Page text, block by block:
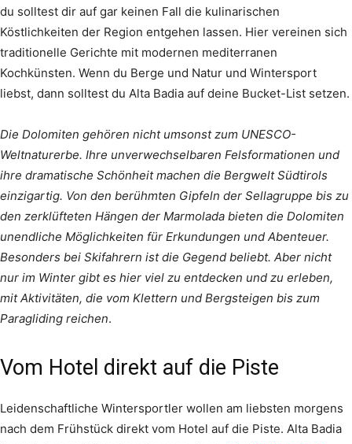
du solltest dir auf gar keinen Fall die kulinarischen
Köstlichkeiten der Region entgehen lassen. Hier vereinen sich
traditionelle Gerichte mit modernen mediterranen
Kochkünsten. Wenn du Berge und Natur und Wintersport
liebst, dann solltest du Alta Badia auf deine Bucket-List setzen.
Die Dolomiten gehören nicht umsonst zum UNESCO-
Weltnaturerbe. Ihre unverwechselbaren Felsformationen und
ihre dramatische Schönheit machen die Bergwelt Südtirols
einzigartig. Von den berühmten Gipfeln der Sellagruppe bis zu
den zerklüfteten Hängen der Marmolada bieten die Dolomiten
unendliche Möglichkeiten für Erkundungen und Abenteuer.
Besonders bei Skifahrern ist die Gegend beliebt. Aber nicht
nur im Winter gibt es hier viel zu entdecken und zu erleben,
mit Aktivitäten, die vom Klettern und Bergsteigen bis zum
Paragliding reichen.
Vom Hotel direkt auf die Piste
Leidenschaftliche Wintersportler wollen am liebsten morgens
nach dem Frühstück direkt vom Hotel auf die Piste. Alta Badia